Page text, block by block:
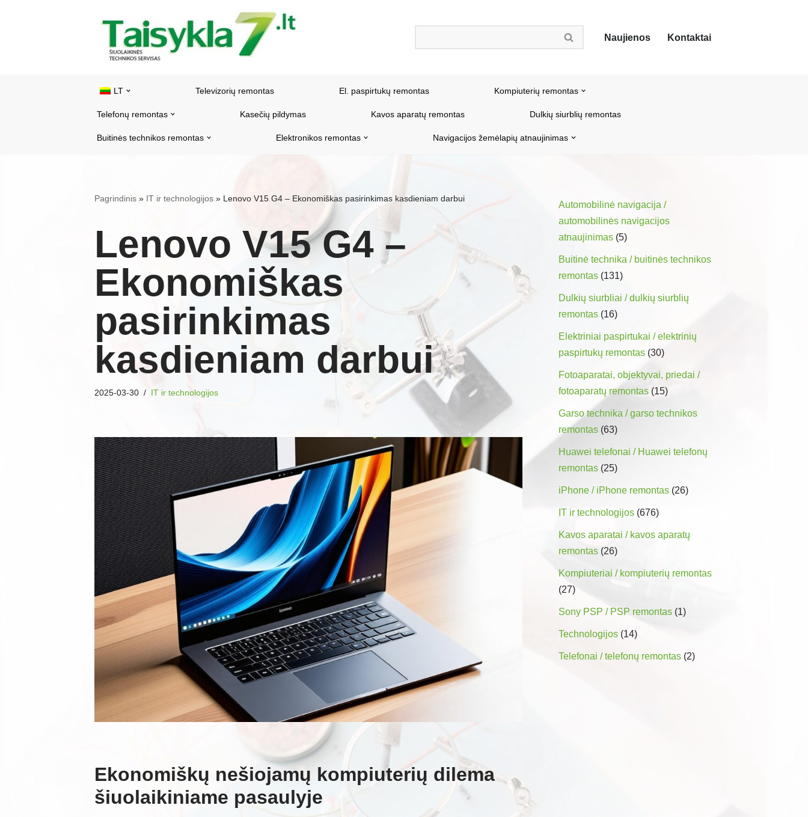
Naujienos Kontaktai
LT Televizorių remontas El. paspirtukų remontas Kompiuterių remontas
Telefonų remontas Kasečių pildymas Kavos aparatų remontas Dulkių siurblių remontas
Buitinės technikos remontas Elektronikos remontas Navigacijos žemėlapių atnaujinimas
Pagrindinis » IT ir technologijos » Lenovo V15 G4 – Ekonomiškas pasirinkimas kasdieniam darbui
Lenovo V15 G4 –
Ekonomiškas
pasirinkimas
kasdieniam darbui
2025-03-30 IT ir technologijos
Ekonomiškų nešiojamų kompiuterių dilema
šiuolaikiniame pasaulyje
Automobilinė navigacija /
automobilinės navigacijos
atnaujinimas (5)
Buitinė technika / buitinės technikos
remontas (131)
Dulkių siurbliai / dulkių siurblių
remontas (16)
Elektriniai paspirtukai / elektrinių
paspirtukų remontas (30)
Fotoaparatai, objektyvai, priedai /
fotoaparatų remontas (15)
Garso technika / garso technikos
remontas (63)
Huawei telefonai / Huawei telefonų
remontas (25)
iPhone / iPhone remontas (26)
IT ir technologijos (676)
Kavos aparatai / kavos aparatų
remontas (26)
Kompiuteriai / kompiuterių remontas
(27)
Sony PSP / PSP remontas (1)
Technologijos (14)
Telefonai / telefonų remontas (2)